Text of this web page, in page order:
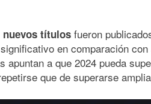
nuevos títulos fueron
en comparación
apuntan a que 2024 pueda
que de superarse